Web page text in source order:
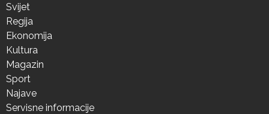
Svijet
Regija
Ekonomija
Kultura
Magazin
Sport
Najave
Servisne informacije